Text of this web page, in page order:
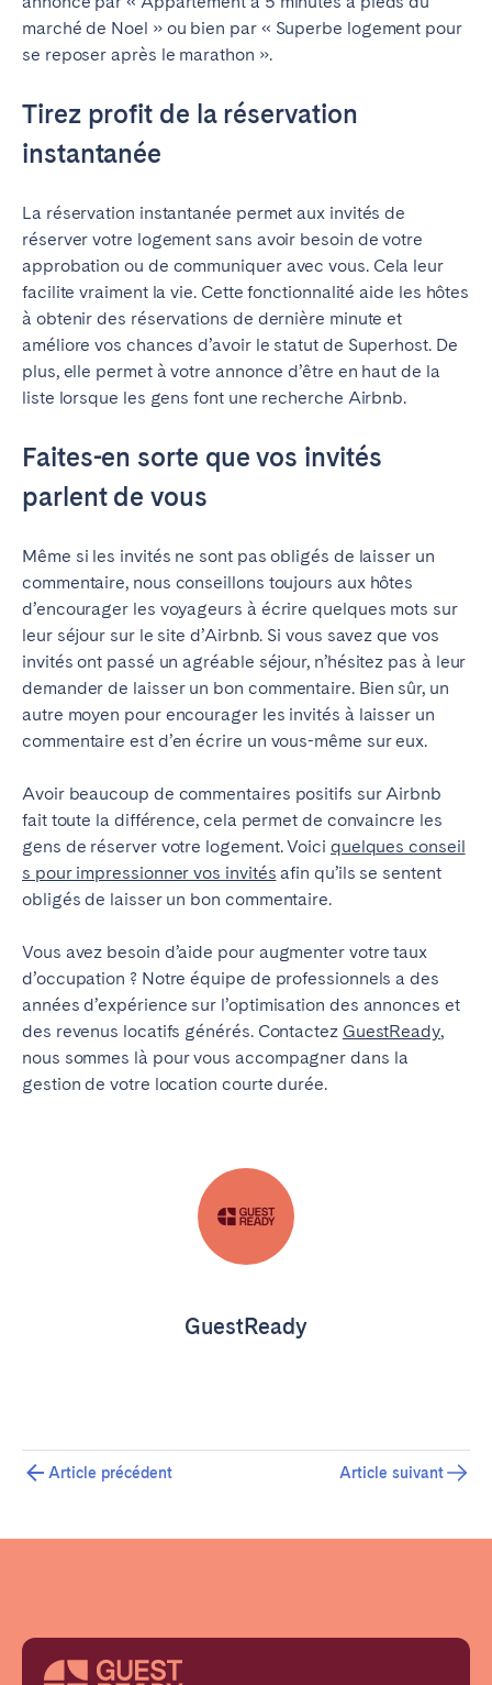
marché de Noel » ou bien par « Superbe logement pour
se reposer après le marathon ».
Tirez profit de la réservation
instantanée
La réservation instantanée permet aux invités de
réserver votre logement sans avoir besoin de votre
approbation ou de communiquer avec vous. Cela leur
facilite vraiment la vie. Cette fonctionnalité aide les hôtes
à obtenir des réservations de dernière minute et
améliore vos chances d’avoir le statut de Superhost. De
plus, elle permet à votre annonce d’être en haut de la
liste lorsque les gens font une recherche Airbnb.
Faites-en sorte que vos invités
parlent de vous
Même si les invités ne sont pas obligés de laisser un
commentaire, nous conseillons toujours aux hôtes
d’encourager les voyageurs à écrire quelques mots sur
leur séjour sur le site d’Airbnb. Si vous savez que vos
invités ont passé un agréable séjour, n’hésitez pas à leur
demander de laisser un bon commentaire. Bien sûr, un
autre moyen pour encourager les invités à laisser un
commentaire est d’en écrire un vous-même sur eux.
Avoir beaucoup de commentaires positifs sur Airbnb
fait toute la différence, cela permet de convaincre les
gens de réserver votre logement. Voici quelques conseil
s pour impressionner vos invités afin qu’ils se sentent
obligés de laisser un bon commentaire.
Vous avez besoin d’aide pour augmenter votre taux
d’occupation ? Notre équipe de professionnels a des
années d’expérience sur l’optimisation des annonces et
des revenus locatifs générés. Contactez GuestReady,
nous sommes là pour vous accompagner dans la
gestion de votre location courte durée.
GuestReady
Article précédent Article suivant
Porto
Setúbal
Viana do Castelo
AZORES
Aller sur la page globale